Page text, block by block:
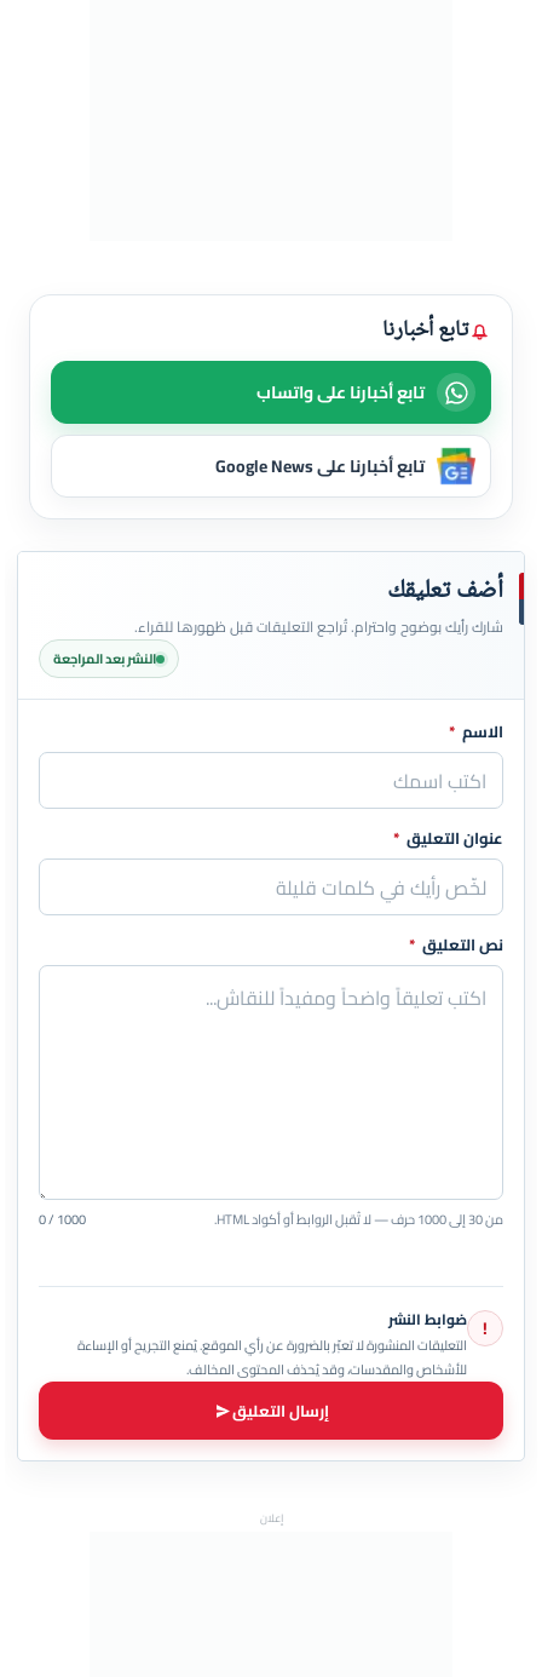
تابع أخبارنا
تابع أخبارنا على واتساب
تابع أخبارنا على Google News
أضف تعليقك
شارك رأيك بوضوح واحترام. تُراجع التعليقات قبل ظهورها للقراء.
النشر بعد المراجعة
اترك هذا الحقل فارغاً
الاسم *
عنوان التعليق *
نص التعليق *
من 30 إلى 1000 حرف — لا تُقبل الروابط أو أكواد HTML. 0 / 1000
! ضوابط النشر
التعليقات المنشورة لا تعبّر بالضرورة عن رأي الموقع. يُمنع التجريح أو الإساءة
للأشخاص والمقدسات، وقد يُحذف المحتوى المخالف.
إرسال التعليق
إعلان